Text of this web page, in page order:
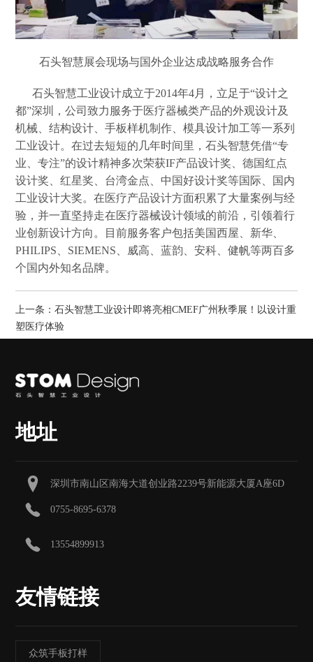
石头智慧展会现场与国外企业达成战略服务合作
石头智慧工业设计成立于2014年4月，立足于“设计之
都”深圳，公司致力服务于医疗器械类产品的外观设计及
机械、结构设计、手板样机制作、模具设计加工等一系列
工业设计。在过去短短的几年时间里，石头智慧凭借“专
业、专注”的设计精神多次荣获IF产品设计奖、德国红点
设计奖、红星奖、台湾金点、中国好设计奖等国际、国内
工业设计大奖。在医疗产品设计方面积累了大量案例与经
验，并一直坚持走在医疗器械设计领域的前沿，引领着行
业创新设计方向。目前服务客户包括美国西屋、新华、
PHILIPS、SIEMENS、威高、蓝韵、安科、健帆等两百多
个国内外知名品牌。
上一条：石头智慧工业设计即将亮相CMEF广州秋季展！以设计重
塑医疗体验
地址
深圳市南山区南海大道创业路2239号新能源大厦A座6D
0755-8695-6378
13554899913
友情链接
众筑手板打样